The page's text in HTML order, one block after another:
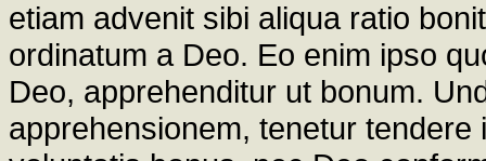
etiam advenit sibi aliqua ratio
ordinatum a Deo. Eo enim ipso
Deo, apprehenditur ut bonum.
apprehensionem, tenetur